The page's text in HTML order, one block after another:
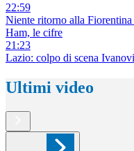
22:59
Niente ritorno alla
Ham, le cifre
21:23
Lazio: colpo di scena
Ultimi video